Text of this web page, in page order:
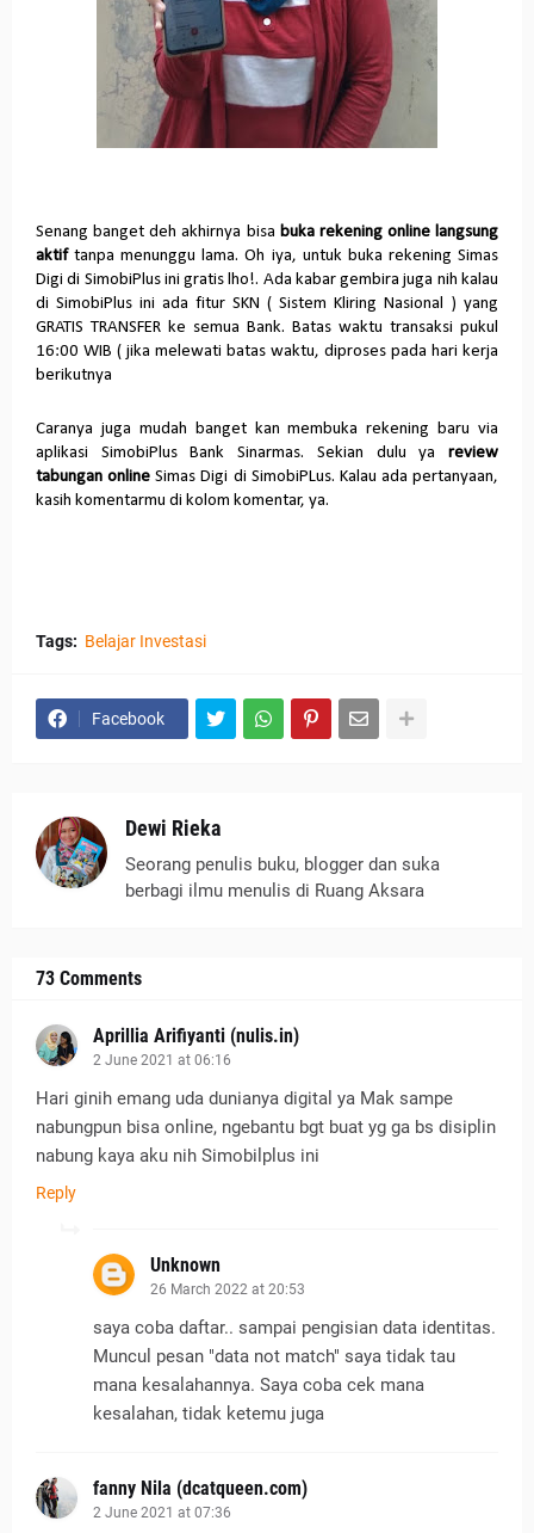
Senang banget deh akhirnya bisa buka rekening online langsung
aktiftanpa menunggu lama. Oh iya, untuk buka rekening Simas
Digi di SimobiPlus ini gratis lho!. Ada kabar gembira juga nih kalau
di SimobiPlus ini ada fitur SKN ( Sistem Kliring Nasional ) yang
GRATIS TRANSFER ke semua Bank. Batas waktu transaksi pukul
16:00 WIB ( jika melewati batas waktu, diproses pada hari kerja
berikutnya
Caranya juga mudah banget kan membuka rekening baru via
aplikasi SimobiPlus Bank Sinarmas. Sekian dulu ya review
tabungan online Simas Digi di SimobiPLus. Kalau ada pertanyaan,
kasih komentarmu di kolom komentar, ya.
Tags: Belajar Investasi
Facebook
Dewi Rieka
Seorang penulis buku, blogger dan suka
berbagi ilmu menulis di Ruang Aksara
73 Comments
Aprillia Arifiyanti (nulis.in)
2 June 2021 at 06:16
Hari ginih emang uda dunianya digital ya Mak sampe
nabungpun bisa online, ngebantu bgt buat yg ga bs disiplin
nabung kaya aku nih Simobilplus ini
Reply
Unknown
26 March 2022 at 20:53
saya coba daftar.. sampai pengisian data identitas.
Muncul pesan "data not match" saya tidak tau
mana kesalahannya. Saya coba cek mana
kesalahan, tidak ketemu juga
fanny Nila (dcatqueen.com)
2 June 2021 at 07:36